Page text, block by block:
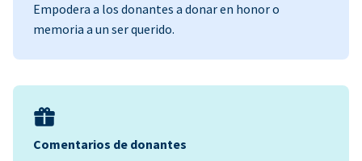
Empodera a los donantes a donar en honor o
memoria a un ser querido.
Comentarios de donantes